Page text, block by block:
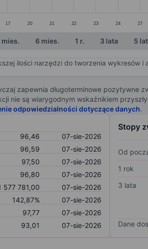
17 20 21 22 23 24 27
mies. 6 mies. 1 r. 3 lata 5 lat
ilości narzędzi do tworzenia wykresów i
zapewnia długoterminowe pozytywne
nie są wiarygodnym wskaźnikiem
odpowiedzialności dotyczące danych.
96,46
07-sie-2026
96,59
07-sie-2026
97,50
07-sie-2026
96,80
07-sie-2026
577 781,00
07-sie-2026
142,87%
07-sie-2026
97,77
07-sie-2026
93,01 07-sie-2026
Stopy
Od
1 rok
3 lata
Dane